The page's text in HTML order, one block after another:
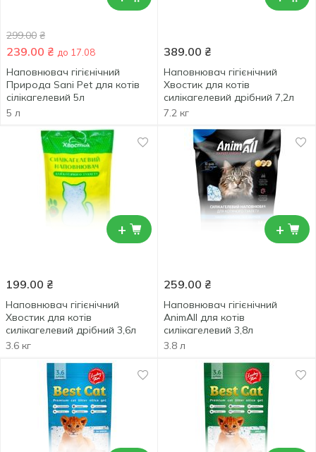
299.00 ₴
239.00 ₴ до 17.08
Наповнювач гігієнічний
Природа Sani Pet для котів
сілікагелевий 5л
5 л
389.00 ₴
Наповнювач гігієнічний
Хвостик для котів
силікагелевий дрібний 7,2л
7.2 кг
+
199.00 ₴
Наповнювач гігієнічний
Хвостик для котів
силікагелевий дрібний 3,6л
3.6 кг
+
259.00 ₴
Наповнювач гігієнічний
AnimAll для котів
силікагелевий 3,8л
3.8 л